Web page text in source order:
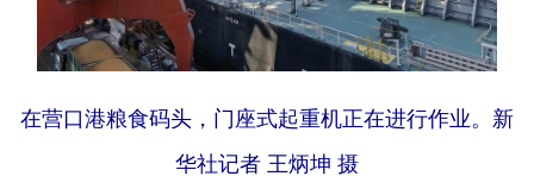
在营口港粮食码头，门座式起重机正在进行作业。新
华社记者 王炳坤 摄